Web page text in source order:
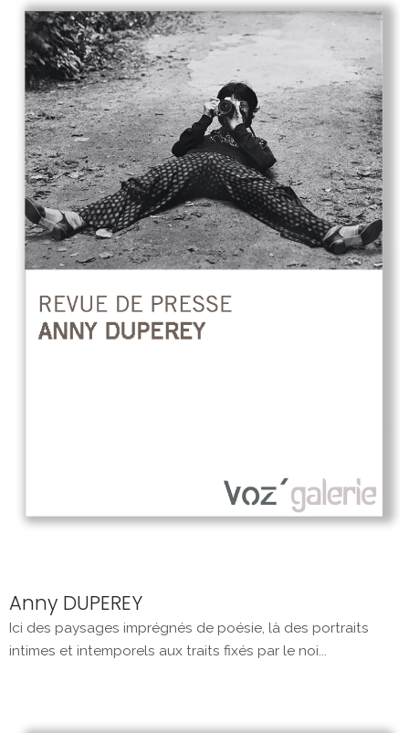
Anny DUPEREY
Ici des paysages imprégnés de poésie, là des portraits
intimes et intemporels aux traits fixés par le noi...